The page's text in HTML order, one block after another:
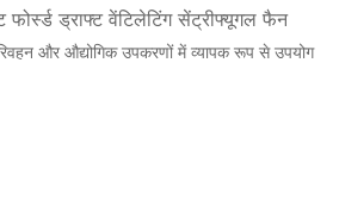
ड्राफ्ट वेंटिलेटिंग सेंट्रीफ्यूगल फैन
और औद्योगिक उपकरणों में व्यापक रूप से उपयोग